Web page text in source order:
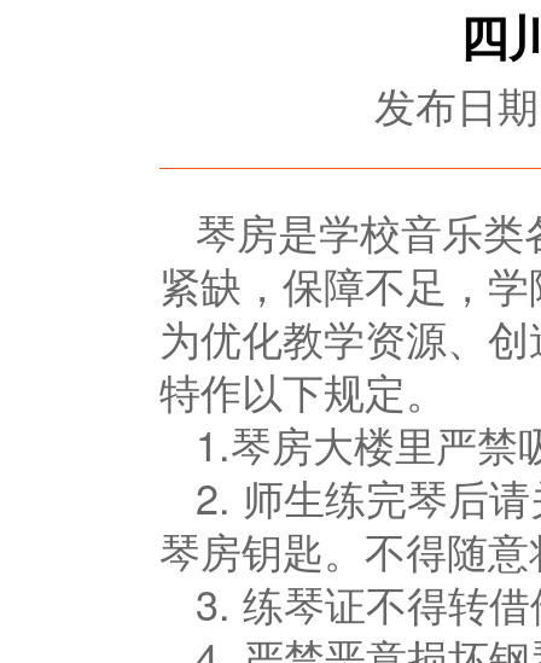
四
发布日
琴房是学校音乐
紧缺，保障不足，
为优化教学资源、
特作以下规定。
1.琴房大楼里严禁
2. 师生练完琴后
琴房钥匙。不得随
3. 练琴证不得转